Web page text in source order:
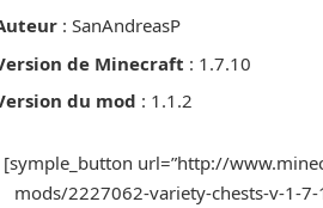
: SanAndreasP
de Minecraft : 1.7.10
du mod : 1.1.2
[symple_button url=”http://
mods/2227062-variety-chests-v-1-7-